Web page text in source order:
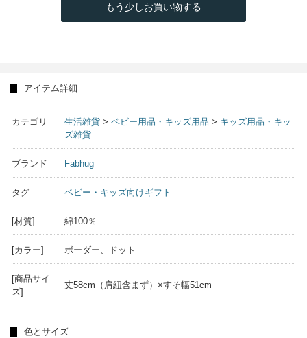
もう少しお買い物する
アイテム詳細
カテゴリ 生活雑貨 > ベビー用品・キッズ用品 > キッズ用品・キッ
ズ雑貨
ブランド Fabhug
タグ ベビー・キッズ向けギフト
[材質] 綿100％
[カラー] ボーダー、ドット
[商品サイ
ズ]
丈58cm（肩紐含まず）×すそ幅51cm
色とサイズ